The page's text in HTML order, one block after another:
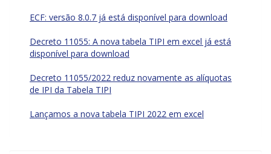
ECF: versão 8.0.7 já está disponível para download
Decreto 11055: A nova tabela TIPI em excel já está
disponível para download
Decreto 11055/2022 reduz novamente as alíquotas
de IPI da Tabela TIPI
Lançamos a nova tabela TIPI 2022 em excel